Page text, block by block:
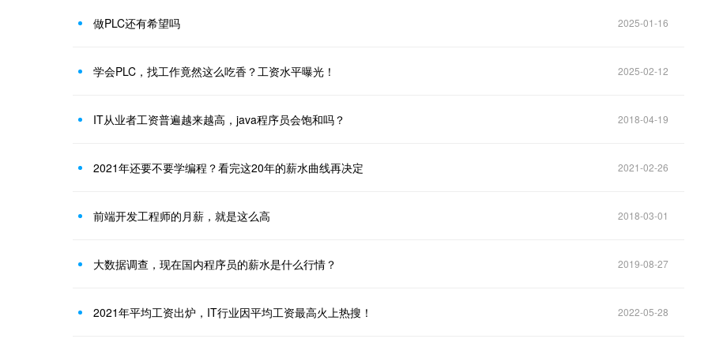
做PLC还有希望吗 2025-01-16
学会PLC，找工作竟然这么吃香？工资水平曝光！ 2025-02-12
IT从业者工资普遍越来越高，java程序员会饱和吗？ 2018-04-19
2021年还要不要学编程？看完这20年的薪水曲线再决定 2021-02-26
前端开发工程师的月薪，就是这么高 2018-03-01
大数据调查，现在国内程序员的薪水是什么行情？ 2019-08-27
2021年平均工资出炉，IT行业因平均工资最高火上热搜！ 2022-05-28